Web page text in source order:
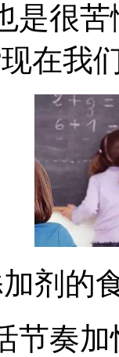
是很
在我
剂的
奏加